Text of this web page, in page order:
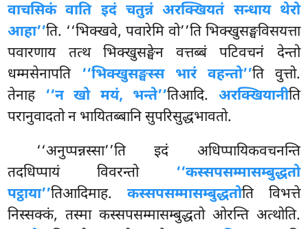
वाचसिकं वाति इदं चतुन्नं अरक्खियतं सन्धाय थेरो
आहा’’ति. ‘‘भिक्खवे, पवारेमि वो’’ति भिक्खुसङ्घविसयत्ता
पवारणाय तत्थ भिक्खुसङ्घेन वत्तब्बं पटिवचनं देन्तो
धम्मसेनापति ‘‘भिक्खुसङ्घस्स भारं वहन्तो’’ति वुत्तो.
तेनाह ‘‘न खो मयं, भन्ते’’तिआदि. अरक्खियानीति
परानुवादतो न भायितब्बानि सुपरिसुद्धभावतो.
‘‘अनुप्पन्नस्सा’’ति इदं अधिप्पायिकवचनन्ति
तदधिप्पायं विवरन्तो ‘‘कस्सपसम्मासम्बुद्धतो
पट्ठाया’’तिआदिमाह. कस्सपसम्मासम्बुद्धतोति विभत्ते
निस्सक्कं, तस्मा कस्सपसम्मासम्बुद्धतो ओरन्ति अत्थोति.